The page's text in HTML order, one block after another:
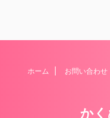
ホーム お問い合わせ
か